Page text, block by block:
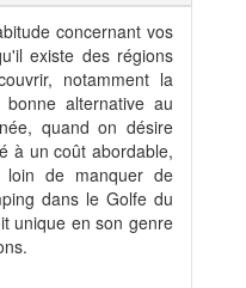
concernant vos
existe des régions
notamment la
alternative au
quand on désire
à un coût abordable,
de manquer de
dans le Golfe du
unique en son genre